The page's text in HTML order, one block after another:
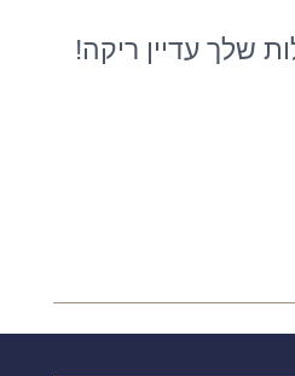
שלך עדיין ריקה!